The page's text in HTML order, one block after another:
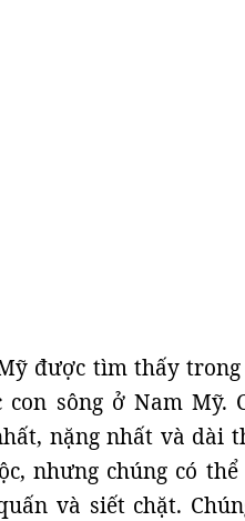
được tìm thấy
con sông ở Nam Mỹ.
nặng nhất và dài
nhưng chúng có
và siết chặt.